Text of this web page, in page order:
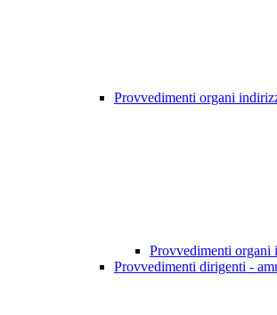
Provvedimenti organi
Provvedimenti
Provvedimenti dirigenti -